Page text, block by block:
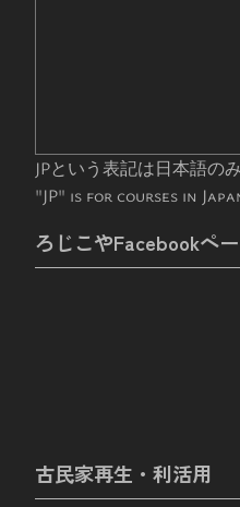
JPという表記は日本語
"JP" is for courses in
ろじこやFacebookペ
古民家再生・利活用